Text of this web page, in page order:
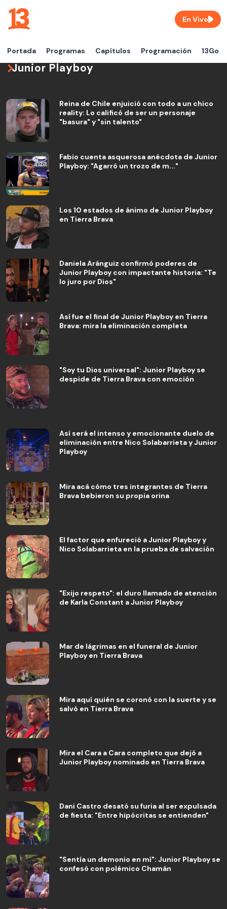
Portada Programas Capítulos Programación 13Go
En Vivo
Junior Playboy
Reina de Chile enjuició con todo a un chico
reality: Lo calificó de ser un personaje
"basura" y "sin talento"
Fabio cuenta asquerosa anécdota de Junior
Playboy: "Agarró un trozo de m..."
Los 10 estados de ánimo de Junior Playboy
en Tierra Brava
Daniela Aránguiz confirmó poderes de
Junior Playboy con impactante historia: "Te
lo juro por Dios"
Así fue el final de Junior Playboy en Tierra
Brava: mira la eliminación completa
"Soy tu Dios universal": Junior Playboy se
despide de Tierra Brava con emoción
Así será el intenso y emocionante duelo de
eliminación entre Nico Solabarrieta y Junior
Playboy
Mira acá cómo tres integrantes de Tierra
Brava bebieron su propia orina
El factor que enfureció a Junior Playboy y
Nico Solabarrieta en la prueba de salvación
"Exijo respeto": el duro llamado de atención
de Karla Constant a Junior Playboy
Mar de lágrimas en el funeral de Junior
Playboy en Tierra Brava
Mira aquí quién se coronó con la suerte y se
salvó en Tierra Brava
Mira el Cara a Cara completo que dejó a
Junior Playboy nominado en Tierra Brava
Dani Castro desató su furia al ser expulsada
de fiesta: "Entre hipócritas se entienden"
"Sentía un demonio en mí": Junior Playboy se
confesó con polémico Chamán